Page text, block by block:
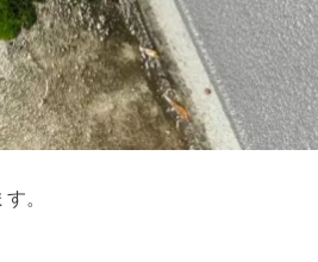
。